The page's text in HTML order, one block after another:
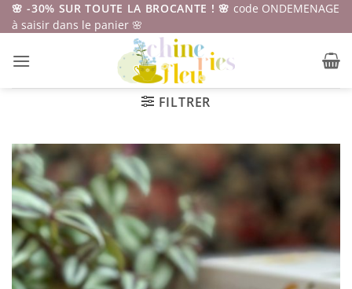
Passer
au
🌸 -30% SUR TOUTE LA BROCANTE ! 🌸 code ONDEMENAGE
à saisir dans le panier 🌸
FILTRER